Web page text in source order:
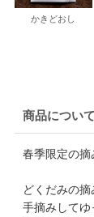
かきどおし
商品について
春季限定の摘
どくだみの摘
手摘みして